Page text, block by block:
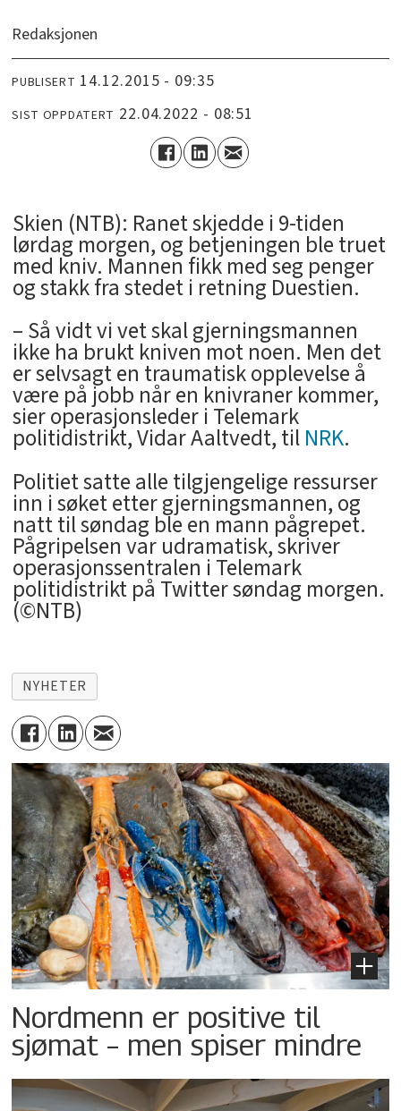
Redaksjonen
PUBLISERT 14.12.2015 - 09:35
SIST OPPDATERT 22.04.2022 - 08:51
Skien (NTB): Ranet skjedde i 9-tiden
lørdag morgen, og betjeningen ble truet
med kniv. Mannen fikk med seg penger
og stakk fra stedet i retning Duestien.
– Så vidt vi vet skal gjerningsmannen
ikke ha brukt kniven mot noen. Men det
er selvsagt en traumatisk opplevelse å
være på jobb når en knivraner kommer,
sier operasjonsleder i Telemark
politidistrikt, Vidar Aaltvedt, tilNRK.
Politiet satte alle tilgjengelige ressurser
inn i søket etter gjerningsmannen, og
natt til søndag ble en mann pågrepet.
Pågripelsen var udramatisk, skriver
operasjonssentralen i Telemark
politidistrikt på Twitter søndag morgen.
(©NTB)
NYHETER
Nordmenn er positive til
sjømat – men spiser mindre